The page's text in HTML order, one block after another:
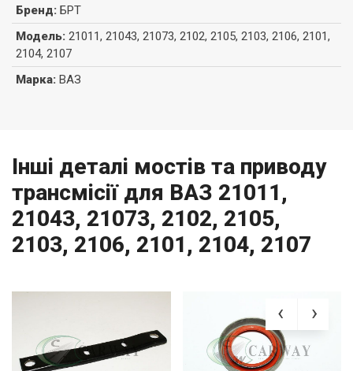
Бренд: БРТ
Модель: 21011, 21043, 21073, 2102, 2105, 2103, 2106, 2101,
2104, 2107
Марка: ВАЗ
Інші деталі мостів та приводу
трансмісії для ВАЗ 21011,
21043, 21073, 2102, 2105,
2103, 2106, 2101, 2104, 2107